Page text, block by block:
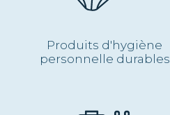
Produits d'hygiène
personnelle durables